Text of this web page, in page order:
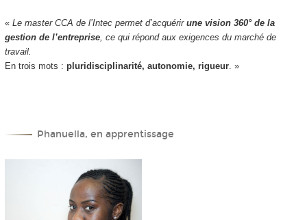
«Le master CCA de l’Intec permet d’acquérir une vision 360° de la
gestion de l’entreprise, ce qui répond aux exigences du marché de
travail.
En trois mots : pluridisciplinarité, autonomie, rigueur. »
Phanuella, en apprentissage